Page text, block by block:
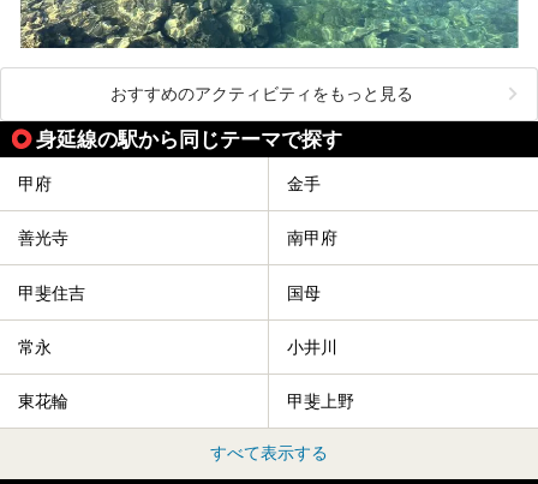
おすすめのアクティビティをもっと見る
身延線の駅から同じテーマで探す
甲府 金手
善光寺 南甲府
甲斐住吉 国母
常永 小井川
東花輪 甲斐上野
すべて表示する